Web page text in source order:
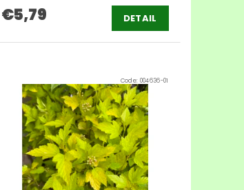
€5,79 DETAIL
Code: 004636-01